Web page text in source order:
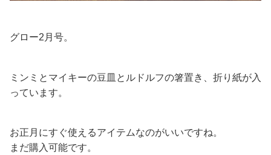
グロー2月号。
ミンミとマイキーの豆皿とルドルフの箸置き、折り紙が入
っています。
お正月にすぐ使えるアイテムなのがいいですね。
まだ購入可能です。